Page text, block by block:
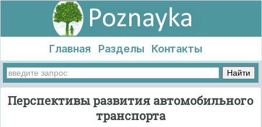
Главная Разделы Контакты
Перспективы развития автомобильного
транспорта